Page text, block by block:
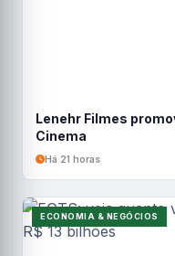
Lenehr Filmes
Cinema
Há 21 horas
ECONOMIA & NEGÓCIOS